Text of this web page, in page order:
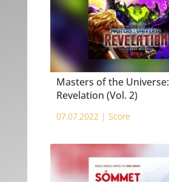
Masters of the Universe:
Revelation (Vol. 2)
07.07.2022 | Score